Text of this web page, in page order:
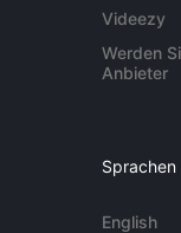
Videezy
Werden
Anbieter
Sprachen
English